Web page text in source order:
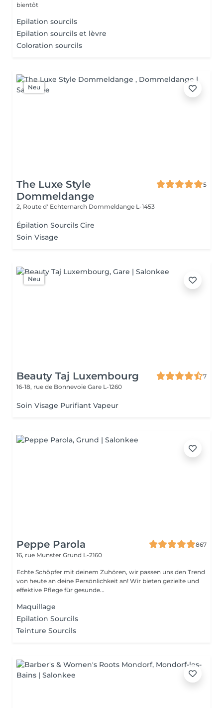
bientôt
Epilation sourcils
Epilation sourcils et lèvre
Coloration sourcils
Neu
The Luxe Style
Dommeldange
5
2, Route d' Echternarch Dommeldange L-1453
Épilation Sourcils Cire
Soin Visage
Neu
Beauty Taj Luxembourg
7
16-18, rue de Bonnevoie Gare L-1260
Soin Visage Purifiant Vapeur
Peppe Parola
867
16, rue Munster Grund L-2160
Echte Schöpfer mit deinem Zuhören, wir passen uns den Trend
von heute an deine Persönlichkeit an! Wir bieten gezielte und
effektive Pflege für gesunde...
Maquillage
Epilation Sourcils
Teinture Sourcils